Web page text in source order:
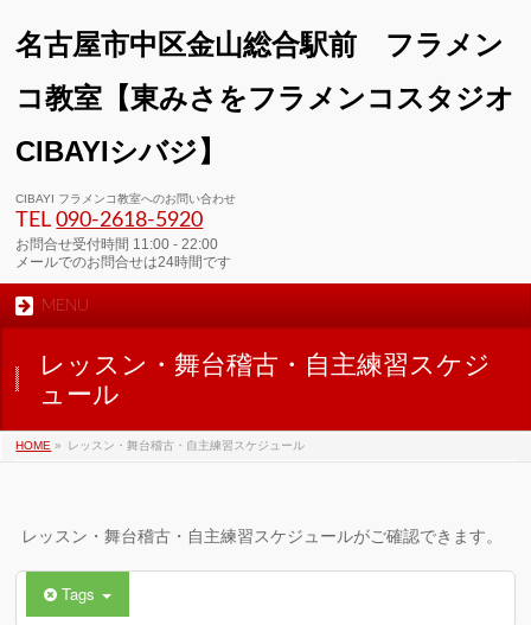
名古屋市中区金山総合駅前 フラメン
コ教室【東みさをフラメンコスタジオ
CIBAYIシバジ】
CIBAYI フラメンコ教室へのお問い合わせ
TEL090-2618‐5920
お問合せ受付時間 11:00 - 22:00
メールでのお問合せは24時間です
MENU
レッスン・舞台稽古・自主練習スケジ
ュール
HOME » レッスン・舞台稽古・自主練習スケジュール
レッスン・舞台稽古・自主練習スケジュールがご確認できます。
Tags
01:00
02:00
03:00
04:00
06:00